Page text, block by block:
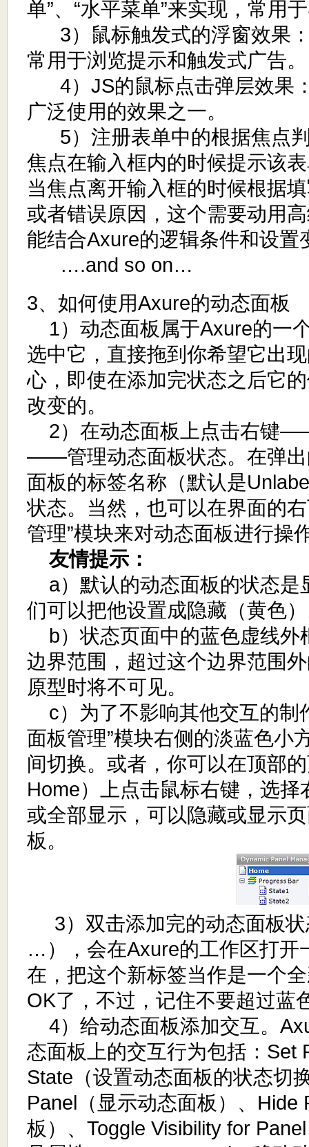
单”、“水平菜单”来实现，常用
3）鼠标触发式的浮窗效果：
常用于浏览提示和触发式广告。
4）JS的鼠标点击弹层效果
广泛使用的效果之一。
5）注册表单中的根据焦点
焦点在输入框内的时候提示该
当焦点离开输入框的时候根据
或者错误原因，这个需要动用
能结合Axure的逻辑条件和设置
….and so on…
3、如何使用Axure的动态面板
1）动态面板属于Axure的一
选中它，直接拖到你希望它出
心，即使在添加完状态之后它
改变的。
2）在动态面板上点击右键
——管理动态面板状态。在弹出
面板的标签名称（默认是
状态。当然，也可以在界面的
管理”模块来对动态面板进行操
友情提示：
a）默认的动态面板的状态是
们可以把他设置成隐藏（黄色
b）状态页面中的蓝色虚线外
边界范围，超过这个边界范围
原型时将不可见。
c）为了不影响其他交互的制
面板管理”模块右侧的淡蓝色小
间切换。或者，你可以在顶部
Home）上点击鼠标右键，选择
或全部显示，可以隐藏或显示
板。
3）双击添加完的动态面板
…），会在Axure的工作区打开
在，把这个新标签当作是一个
OK了，不过，记住不要超过蓝
4）给动态面板添加交互。
态面板上的交互行为包括：Set
State（设置动态面板的状态切
Panel（显示动态面板）、Hide
板）、Toggle Visibility for